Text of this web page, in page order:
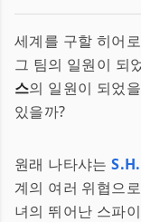
세계를 구할 히어
그 팀의 일원이 되
스의 일원이 되었
있을까?
원래 나타샤는
계의 여러 위협으
녀의 뛰어난 스파